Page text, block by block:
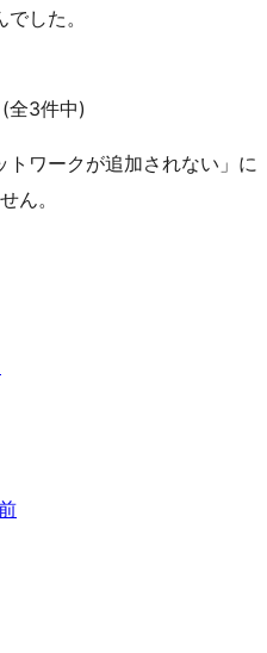
した。
全3件中)
ワークが追加されない」に
ん。